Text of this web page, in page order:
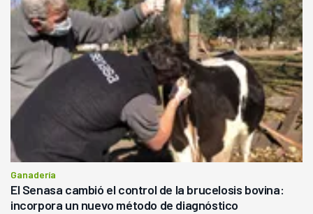
Ganadería
El Senasa cambió el control de la brucelosis bovina:
incorpora un nuevo método de diagnóstico